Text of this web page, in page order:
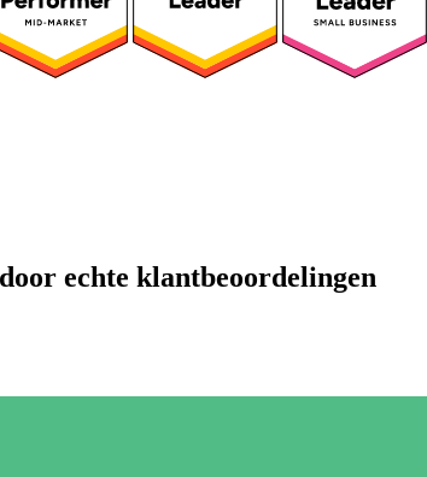
1 Downloadenechte klantbeoordelingen